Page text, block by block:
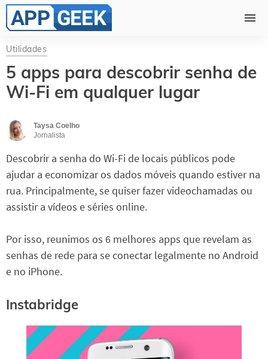
Utilidades
5 apps para descobrir senha de
Wi-Fi em qualquer lugar
Taysa Coelho
Jornalista
Descobrir a senha do Wi-Fi de locais públicos pode
ajudar a economizar os dados móveis quando estiver na
rua. Principalmente, se quiser fazer videochamadas ou
assistir a vídeos e séries online.
Por isso, reunimos os 6 melhores apps que revelam as
senhas de rede para se conectar legalmente no Android
e no iPhone.
Instabridge